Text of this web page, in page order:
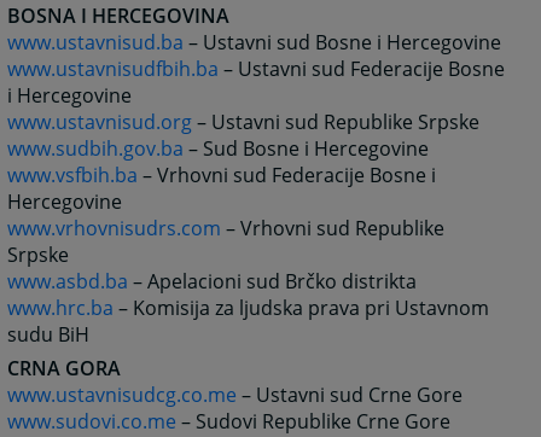
BOSNA I HERCEGOVINA
www.ustavnisud.ba – Ustavni sud Bosne i Hercegovine
www.ustavnisudfbih.ba – Ustavni sud Federacije Bosne
i Hercegovine
www.ustavnisud.org– Ustavni sud Republike Srpske
www.sudbih.gov.ba – Sud Bosne i Hercegovine
www.vsfbih.ba – Vrhovni sud Federacije Bosne i
Hercegovine
www.vrhovnisudrs.com – Vrhovni sud Republike
Srpske
www.asbd.ba – Apelacioni sud Brčko distrikta
www.hrc.ba – Komisija za ljudska prava pri Ustavnom
sudu BiH
CRNA GORA
www.ustavnisudcg.co.me – Ustavni sud Crne Gore
www.sudovi.co.me – Sudovi Republike Crne Gore